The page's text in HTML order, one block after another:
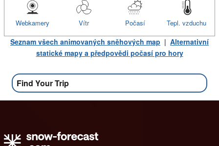
Tepl. vzduchu
Počasí
Vítr
Webkamery
Seznam všech animovaných sněhových map | Alternativní
statické mapy a předpovědi počasí pro hory
Find Your Trip